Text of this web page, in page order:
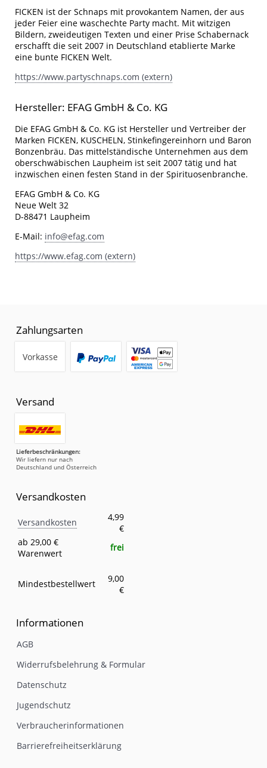
FICKEN ist der Schnaps mit provokantem Namen, der aus
jeder Feier eine waschechte Party macht. Mit witzigen
Bildern, zweideutigen Texten und einer Prise Schabernack
erschafft die seit 2007 in Deutschland etablierte Marke
eine bunte FICKEN Welt.
https://www.partyschnaps.com (extern)
Hersteller: EFAG GmbH & Co. KG
Die EFAG GmbH & Co. KG ist Hersteller und Vertreiber der
Marken FICKEN, KUSCHELN, Stinkefingereinhorn und Baron
Bonzenbräu. Das mittelständische Unternehmen aus dem
oberschwäbischen Laupheim ist seit 2007 tätig und hat
inzwischen einen festen Stand in der Spirituosenbranche.
EFAG GmbH & Co. KG
Neue Welt 32
D-88471 Laupheim
E-Mail: info@efag.com
https://www.efag.com (extern)
Zahlungsarten
Vorkasse
Versand
Lieferbeschränkungen:
Wir liefern nur nach
Deutschland und Österreich
Versandkosten
Eigenschaft
Versandkosten
4,99
€
ab 29,00 €
Warenwert
frei
Mindestbestellwert
9,00
€
Informationen
AGB
Widerrufsbelehrung & Formular
Datenschutz
Jugendschutz
Verbraucherinformationen
Barrierefreiheitserklärung